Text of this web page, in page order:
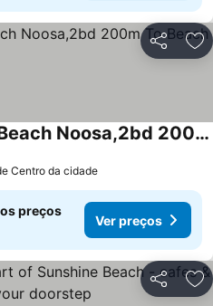
Partilhar
Seaviews Little Cove Beach Noosa,2bd 200m To Beach
Centro da cidade
preços
Ver preços
Partilhar